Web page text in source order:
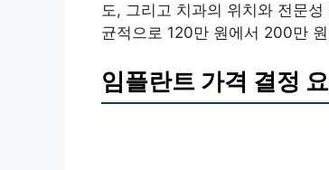
도, 그리고 치과의 위치와 전문
균적으로 120만 원에서 200만
임플란트 가격 결정